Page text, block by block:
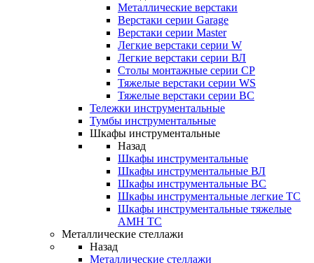
Металлические верстаки
Верстаки серии Garage
Верстаки серии Master
Легкие верстаки серии W
Легкие верстаки серии ВЛ
Столы монтажные серии СР
Тяжелые верстаки серии WS
Тяжелые верстаки серии ВС
Тележки инструментальные
Тумбы инструментальные
Шкафы инструментальные
Назад
Шкафы инструментальные
Шкафы инструментальные ВЛ
Шкафы инструментальные ВС
Шкафы инструментальные легкие ТС
Шкафы инструментальные тяжелые
AMH TC
Металлические стеллажи
Назад
Металлические стеллажи